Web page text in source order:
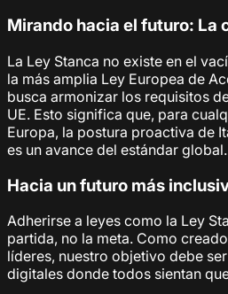
Mirando hacia el futuro: La
La Ley Stanca no existe en el
la más amplia Ley Europea de
busca armonizar los requisitos
UE. Esto significa que, para
Europa, la postura proactiva de
es un avance del estándar global.
Hacia un futuro más
Adherirse a leyes como la Ley
partida, no la meta. Como
líderes, nuestro objetivo debe
digitales donde todos sientan